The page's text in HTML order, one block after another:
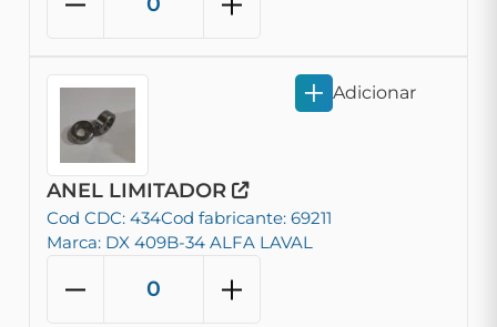
ANEL LIMITADOR
Cod CDC: 434Cod fabricante: 69211
Marca: DX 409B-34 ALFA LAVAL
Adicionar